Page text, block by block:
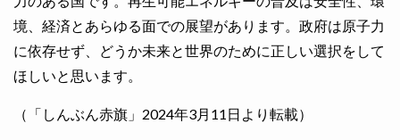
境、経済とあらゆる面での展望があります。政府は原子力
に依存せず、どうか未来と世界のために正しい選択をして
ほしいと思います。
（「しんぶん赤旗」2024年3月11日より転載）